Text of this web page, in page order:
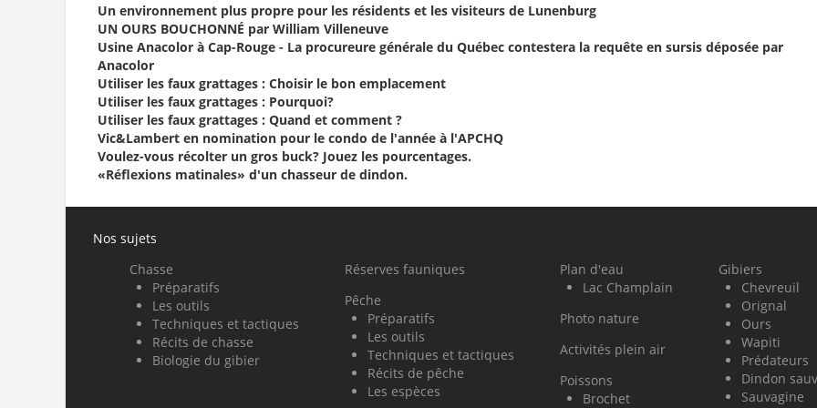
Un environnement plus propre pour les résidents et les visiteurs de Lunenburg
UN OURS BOUCHONNÉ par William Villeneuve
Usine Anacolor à Cap-Rouge - La procureure générale du Québec contestera la requête en sursis déposée par
Anacolor
Utiliser les faux grattages : Choisir le bon emplacement
Utiliser les faux grattages : Pourquoi?
Utiliser les faux grattages : Quand et comment ?
Vic&Lambert en nomination pour le condo de l'année à l'APCHQ
Voulez-vous récolter un gros buck? Jouez les pourcentages.
«Réflexions matinales» d'un chasseur de dindon.
Nos sujets
Chasse
Préparatifs
Les outils
Techniques et tactiques
Récits de chasse
Biologie du gibier
Réserves fauniques
Pêche
Préparatifs
Les outils
Techniques et tactiques
Récits de pêche
Les espèces
Plan d'eau
Lac Champlain
Photo nature
Activités plein air
Poissons
Brochet
Gibiers
Chevreuil
Orignal
Ours
Wapiti
Prédateurs
Dindon
Sauvagine